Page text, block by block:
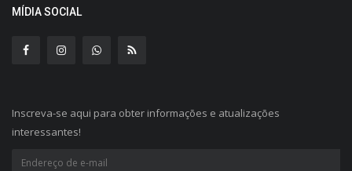
MÍDIA SOCIAL
Inscreva-se aqui para obter informações e atualizações
interessantes!